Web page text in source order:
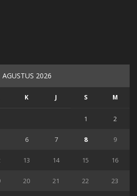
AGUSTUS 2026
K J S M
1 2
6 7 8 9
13 14 15 16
20 21 22 23